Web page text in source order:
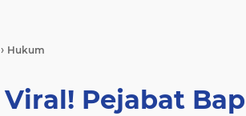
› Hukum
Viral! Pejabat